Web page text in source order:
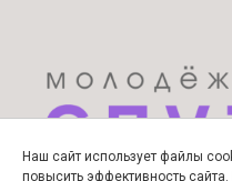
Наш сайт использует файлы
повысить эффективность